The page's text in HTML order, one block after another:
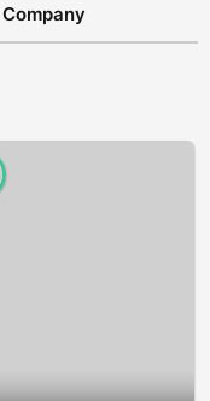
Company